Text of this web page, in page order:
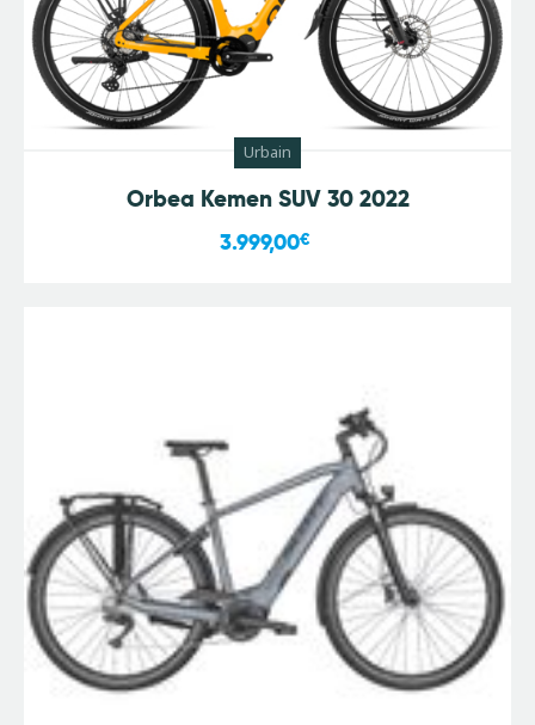
Urbain
Orbea Kemen SUV 30 2022
3.999,00€